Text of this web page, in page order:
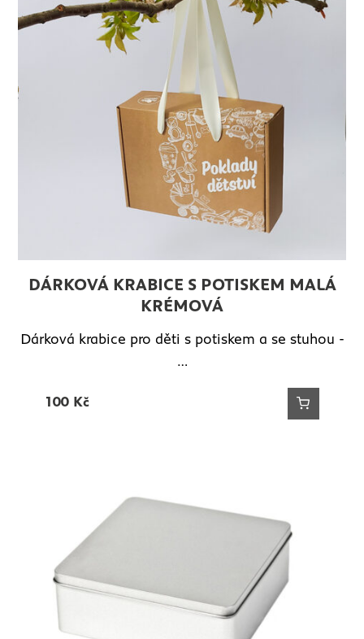
DÁRKOVÁ KRABICE S POTISKEM MALÁ
KRÉMOVÁ
Dárková krabice pro děti s potiskem a se stuhou -
…
100Kč